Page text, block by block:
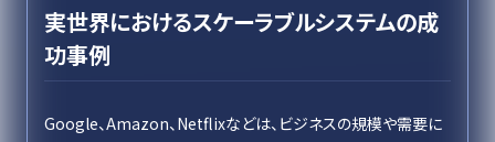
実世界におけるスケーラブルシステムの成
功事例
Google、Amazon、Netflixなどは、ビジネスの規模や需要に